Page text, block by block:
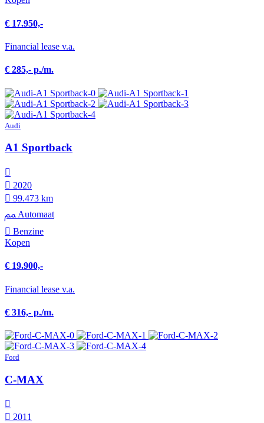
€ 17.950,-
Financial lease v.a.
€ 285,- p./m.
Audi
A1 Sportback
2020
99.473 km
Automaat
Benzine
Kopen
€ 19.900,-
Financial lease v.a.
€ 316,- p./m.
Ford
C-MAX
2011